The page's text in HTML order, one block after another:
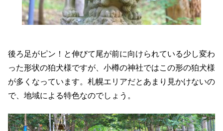
後ろ足がピン！と伸びて尾が前に向けられている少し変わ
った形状の狛犬様ですが、小樽の神社ではこの形の狛犬様
が多くなっています。札幌エリアだとあまり見かけないの
で、地域による特色なのでしょう。